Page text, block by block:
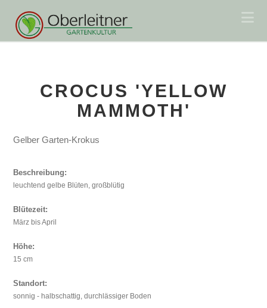
CROCUS 'YELLOW
MAMMOTH'
Gelber Garten-Krokus
Beschreibung:
leuchtend gelbe Blüten, großblütig
Blütezeit:
März bis April
Höhe:
15 cm
Standort:
sonnig - halbschattig, durchlässiger Boden